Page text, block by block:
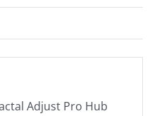
Adjust Pro Hub